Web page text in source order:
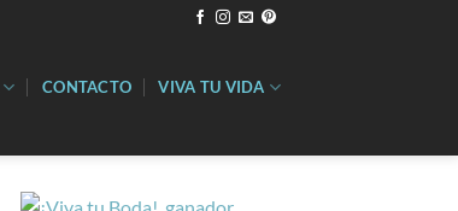
CONTACTO VIVA TU VIDA